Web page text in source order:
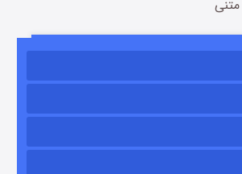
باب اسفنجی فصل ۱۷
۶ (زیرنویس) منتشر شد